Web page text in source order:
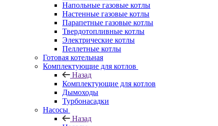
Напольные газовые котлы
Настенные газовые котлы
Парапетные газовые котлы
Твердотопливные котлы
Электрические котлы
Пеллетные котлы
Готовая котельная
Комплектующие для котлов
Назад
Комплектующие для котлов
Дымоходы
Турбонасадки
Насосы
Назад